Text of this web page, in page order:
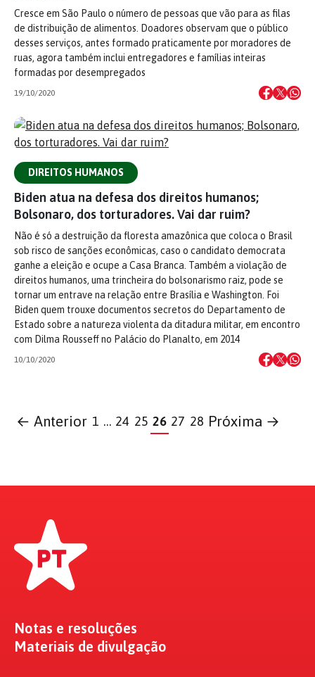
Cresce em São Paulo o número de pessoas que vão para as filas
de distribuição de alimentos. Doadores observam que o público
desses serviços, antes formado praticamente por moradores de
ruas, agora também inclui entregadores e famílias inteiras
formadas por desempregados
19/10/2020
DIREITOS HUMANOS
Biden atua na defesa dos direitos humanos;
Bolsonaro, dos torturadores. Vai dar ruim?
Não é só a destruição da floresta amazônica que coloca o Brasil
sob risco de sanções econômicas, caso o candidato democrata
ganhe a eleição e ocupe a Casa Branca. Também a violação de
direitos humanos, uma trincheira do bolsonarismo raiz, pode se
tornar um entrave na relação entre Brasília e Washington. Foi
Biden quem trouxe documentos secretos do Departamento de
Estado sobre a natureza violenta da ditadura militar, em encontro
com Dilma Rousseff no Palácio do Planalto, em 2014
10/10/2020
← Anterior 1 … 24 25 26 27 28 Próxima →
Notas e resoluções
Materiais de divulgação